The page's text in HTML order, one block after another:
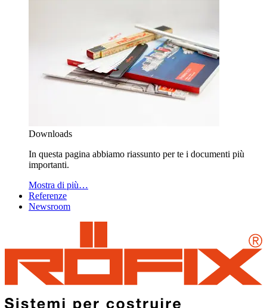
Downloads
In questa pagina abbiamo riassunto per te i documenti più
importanti.
Mostra di più…
Referenze
Newsroom